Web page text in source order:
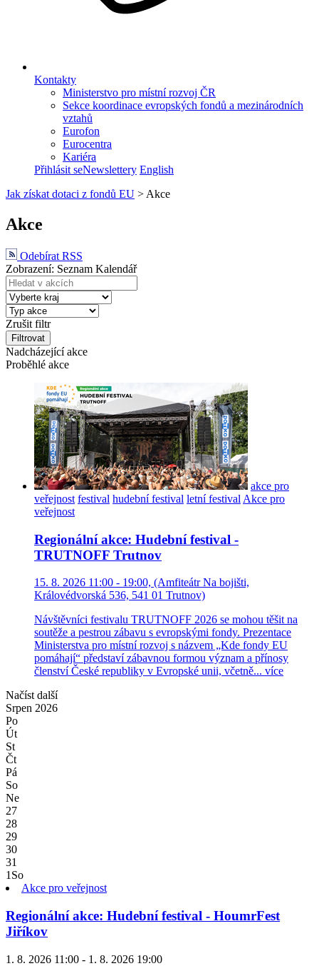
Kontakty
Ministerstvo pro místní rozvoj ČR
Sekce koordinace evropských fondů a mezinárodních
vztahů
Eurofon
Eurocentra
Kariéra
Přihlásit seNewslettery English
Jak získat dotaci z fondů EU > Akce
Akce
Odebírat RSS
Zobrazení: Seznam Kalendář
Zrušit filtr
Filtrovat
Nadcházející akce
Proběhlé akce
akce pro
veřejnost festival hudební festival letní festival Akce pro
veřejnost
Regionální akce: Hudební festival -
TRUTNOFF Trutnov
15. 8. 2026 11:00 - 19:00, (Amfiteátr Na bojišti,
Královédvorská 536, 541 01 Trutnov)
Návštěvníci festivalu TRUTNOFF 2026 se mohou těšit na
soutěže a pestrou zábavu s evropskými fondy. Prezentace
Ministerstva pro místní rozvoj s názvem „Kde fondy EU
pomáhají“ představí zábavnou formou význam a přínosy
členství České republiky v Evropské unii, včetně... více
Načíst další
Srpen 2026
Po
Út
St
Čt
Pá
So
Ne
27
28
29
30
31
1 So
Akce pro veřejnost
Regionální akce: Hudební festival - HoumrFest
Jiříkov
1. 8. 2026 11:00 - 1. 8. 2026 19:00